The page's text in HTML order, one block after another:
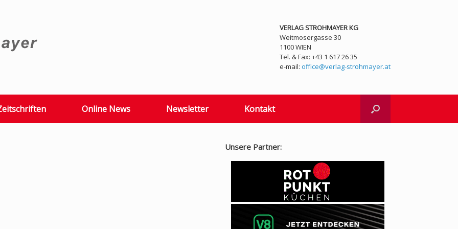
VERLAG STROHMAYER KG
Weitmosergasse 30
1100 WIEN
Tel. & Fax: +43 1 617 26 35
e-mail: office@verlag-strohmayer.at
Online News Newsletter Kontakt
Unsere Partner: